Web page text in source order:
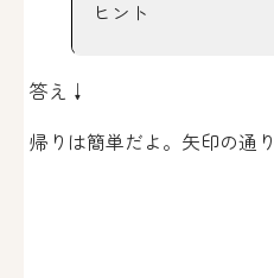
ヒント
答え↓
帰りは簡単だよ。矢印の通